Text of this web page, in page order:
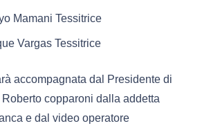
Mamani Tessitrice
Vargas Tessitrice
accompagnata dal Presidente di
copparoni dalla addetta
e dal video operatore